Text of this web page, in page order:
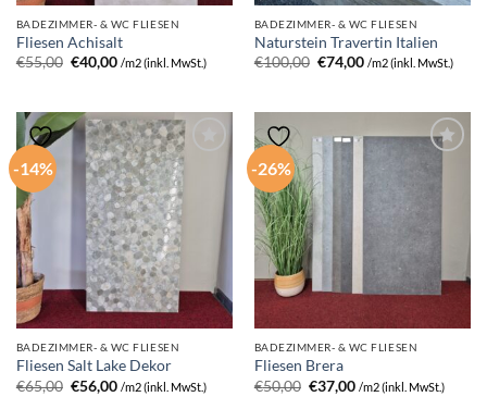
BADEZIMMER- & WC FLIESEN
Fliesen Achisalt
€55,00 Ursprünglicher
Preis
€40,00Aktueller
Preis
/m2 (inkl. MwSt.)
BADEZIMMER- & WC FLIESEN
Naturstein Travertin Italien
€100,00 Ursprünglicher
Preis
€74,00Aktueller
Preis
/m2 (inkl. MwSt.)
-14%
BADEZIMMER- & WC FLIESEN
Fliesen Salt Lake Dekor
€65,00 Ursprünglicher
Preis
€56,00Aktueller
Preis
/m2 (inkl. MwSt.)
-26%
BADEZIMMER- & WC FLIESEN
Fliesen Brera
€50,00 Ursprünglicher
Preis
€37,00Aktueller
Preis
/m2 (inkl. MwSt.)